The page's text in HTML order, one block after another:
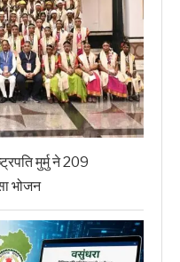
मुर्मु ने 209
भोजन